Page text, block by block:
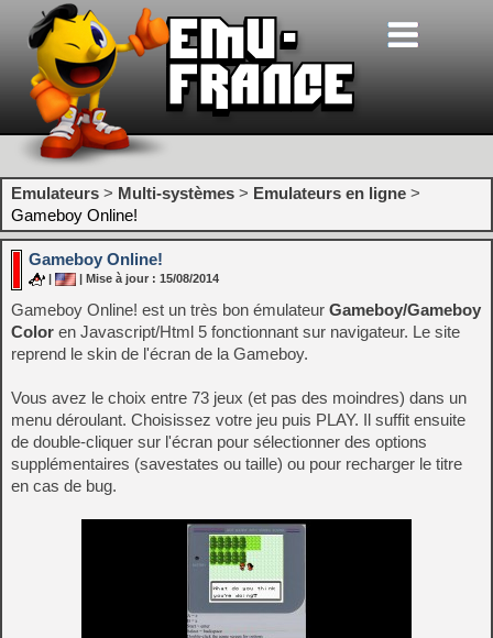
Emulateurs > Multi-systèmes > Emulateurs en ligne >
Gameboy Online!
Gameboy Online!
| | Mise à jour : 15/08/2014
Gameboy Online! est un très bon émulateur Gameboy/Gameboy
Color en Javascript/Html 5 fonctionnant sur navigateur. Le site
reprend le skin de l'écran de la Gameboy.
Vous avez le choix entre 73 jeux (et pas des moindres) dans un
menu déroulant. Choisissez votre jeu puis PLAY. Il suffit ensuite
de double-cliquer sur l'écran pour sélectionner des options
supplémentaires (savestates ou taille) ou pour recharger le titre
en cas de bug.